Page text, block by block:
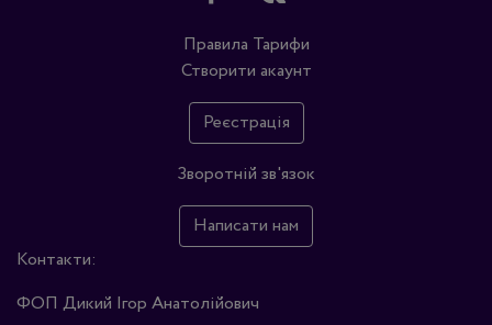
Правила Тарифи
Створити акаунт
Реєстрація
Зворотній зв'язок
Написати нам
Контакти:
ФОП Дикий Ігор Анатолійович